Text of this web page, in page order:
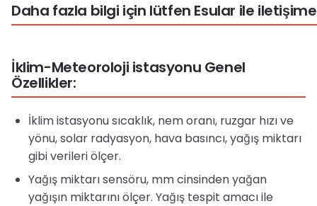
Daha fazla bilgi için lütfen Esular ile
İklim-Meteoroloji istasyonu Genel
Özellikler:
İklim istasyonu sıcaklık, nem oranı, ruzgar hızı ve
yönu, solar radyasyon, hava basıncı, yağış miktarı
gibi verileri ölçer.
Yağış miktarı sensöru, mm cinsinden yağan
yağışın miktarını ölçer. Yağış tespit amacı ile